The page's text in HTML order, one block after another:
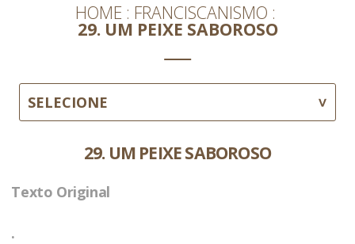
HOME FRANCISCANISMO
29. UM PEIXE SABOROSO
SELECIONE
29. UM PEIXE SABOROSO
Texto Original
.